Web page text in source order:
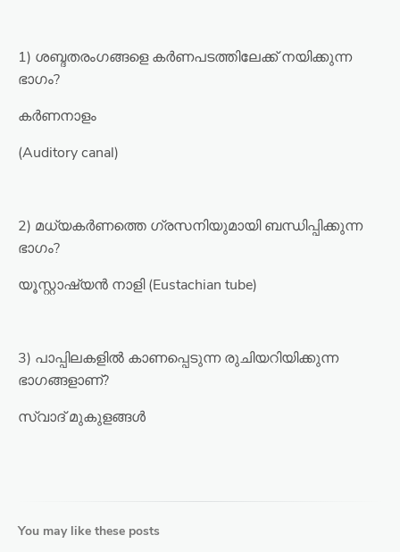
1) ശബ്ദതരംഗങ്ങളെ കർണപടത്തിലേക്ക് നയിക്കുന്ന
ഭാഗം?
കർണനാളം
(Auditory canal)
2) മധ്യകർണത്തെ ഗ്രസനിയുമായി ബന്ധിപ്പിക്കുന്ന
ഭാഗം?
യൂസ്റ്റാഷ്യൻ നാളി (Eustachian tube)
3) പാപ്പിലകളിൽ കാണപ്പെടുന്ന രുചിയറിയിക്കുന്ന
ഭാഗങ്ങളാണ്?
സ്വാദ് മുകുളങ്ങൾ
You may like these posts